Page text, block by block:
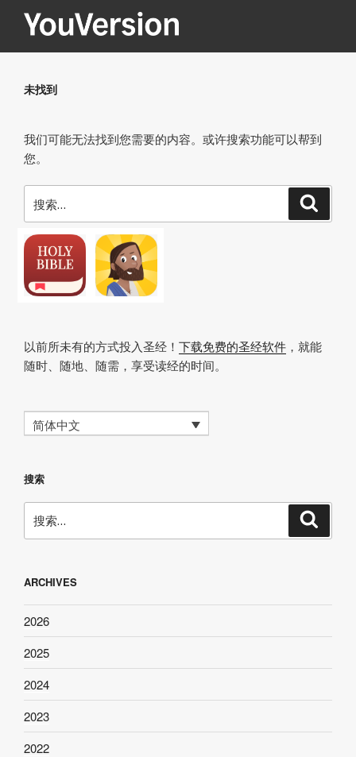
YOUVERSION
Seeking God every day.
未找到
我们可能无法找到您需要的内容。或许搜索功能可以帮到
您。
索：
以前所未有的方式投入圣经！ 下载免费的圣经软件 ，就能
随时、随地、随需，享受读经的时间。
简体中文
搜索
索：
ARCHIVES
2026
2025
2024
2023
2022